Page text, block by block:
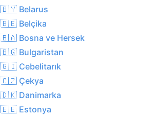
🇧🇾 Belarus
🇧🇪 Belçika
🇧🇦 Bosna ve Hersek
🇧🇬 Bulgaristan
🇬🇮 Cebelitarık
🇨🇿 Çekya
🇩🇰 Danimarka
🇪🇪 Estonya